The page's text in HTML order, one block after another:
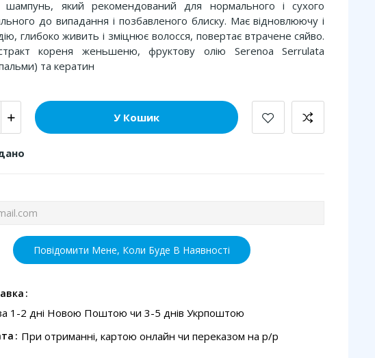
шампунь, який рекомендований для нормального і сухого
до випадання і позбавленого блиску. Має відновлюючу і
глибоко живить і зміцнює волосся, повертає втрачене сяйво.
кореня женьшеню, фруктову олію Serenoa Serrulata
та кератин
У Кошик
Повідомити Мене, Коли Буде В Наявності
1-2 дні Новою Поштою чи 3-5 днів Укрпоштою
При отриманні, картою онлайн чи переказом на p/p